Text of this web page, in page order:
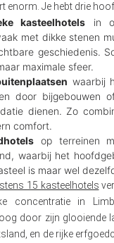
enorm. Je hebt drie
kasteelhotels in
met dikke stenen
geschiedenis.
maximale sfeer.
waarbij
door bijgebouwen
dienen. Zo
comfort.
op terreinen
waarbij het
is maar wel
15 kasteelhotels
concentratie in
door zijn glooiende
en de rijke